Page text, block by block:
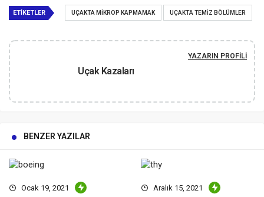
ETIKETLER UÇAKTA MIKROP KAPMAMAK UÇAKTA TEMIZ BÖLÜMLER
Uçak Kazaları
YAZARIN PROFILI
BENZER YAZILAR
Ocak 19, 2021 Aralık 15, 2021